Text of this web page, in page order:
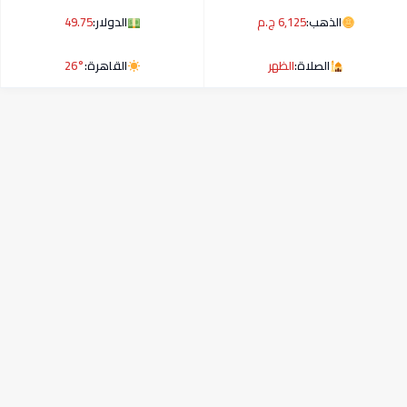
الذهب:6,125 ج.م الدولار:49.75
الصلاة:الظهر القاهرة:26°